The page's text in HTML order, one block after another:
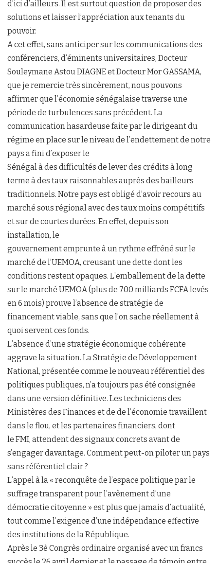
d’ici d’ailleurs. Il est surtout question de proposer des
solutions et laisser l’appréciation aux tenants du
pouvoir.
A cet effet, sans anticiper sur les communications des
conférenciers, d’éminents universitaires, Docteur
Souleymane Astou DIAGNE et Docteur Mor GASSAMA,
que je remercie très sincèrement, nous pouvons
affirmer que l’économie sénégalaise traverse une
période de turbulences sans précédent. La
communication hasardeuse faite par le dirigeant du
régime en place sur le niveau de l’endettement de notre
pays a fini d’exposer le
Sénégal à des difficultés de lever des crédits à long
terme à des taux raisonnables auprès des bailleurs
traditionnels. Notre pays est obligé d’avoir recours au
marché sous régional avec des taux moins compétitifs
et sur de courtes durées. En effet, depuis son
installation, le
gouvernement emprunte à un rythme effréné sur le
marché de l’UEMOA, creusant une dette dont les
conditions restent opaques. L’emballement de la dette
sur le marché UEMOA (plus de 700 milliards FCFA levés
en 6 mois) prouve l’absence de stratégie de
financement viable, sans que l’on sache réellement à
quoi servent ces fonds.
L’absence d’une stratégie économique cohérente
aggrave la situation. La Stratégie de Développement
National, présentée comme le nouveau référentiel des
politiques publiques, n’a toujours pas été consignée
dans une version définitive. Les techniciens des
Ministères des Finances et de de l’économie travaillent
dans le flou, et les partenaires financiers, dont
le FMI, attendent des signaux concrets avant de
s’engager davantage. Comment peut-on piloter un pays
sans référentiel clair ?
L’appel à la « reconquête de l’espace politique par le
suffrage transparent pour l’avènement d’une
démocratie citoyenne » est plus que jamais d’actualité,
tout comme l’exigence d’une indépendance effective
des institutions de la République.
Après le 3è Congrès ordinaire organisé avec un francs